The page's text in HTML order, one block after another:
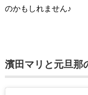
のかもしれません♪
濱田マリと元旦那